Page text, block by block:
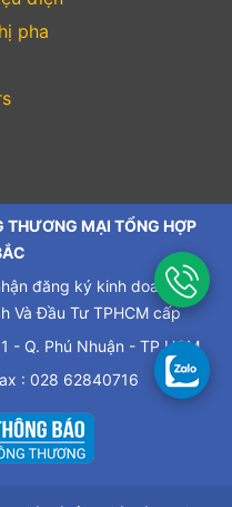
pha
THƯƠNG MẠI TỔNG HỢP
đăng ký kinh doanh cấp
Và Đầu Tư TPHCM cấp
- Q. Phú Nhuận - TP.HCM
: 028 62840716